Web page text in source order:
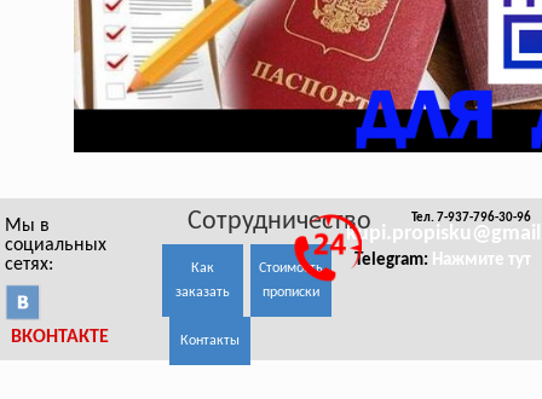
Мы в
социальных
сетях:
ВКОНТАКТЕ
Сотрудничество
Как
заказать
Стоимость
прописки
Контакты
Тел. 7-937-796-30-96
Telegram: Нажмите тут